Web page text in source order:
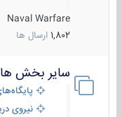
Naval Warfare
1,802 ارسال ها
سایر بخش های
پایگاه‌های
نیروی